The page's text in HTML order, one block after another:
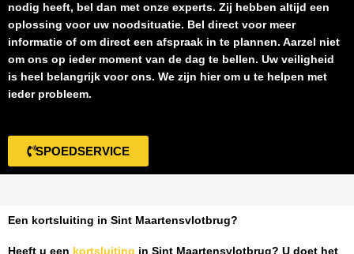
nodig heeft, bel dan met onze experts. Zij hebben altijd een
oplossing voor uw noodsituatie. Bel direct voor meer
informatie of om direct een afspraak in te plannen. Aarzel niet
om ons op ieder moment van de dag te bellen. Uw veiligheid
is heel belangrijk voor ons. We zijn hier om u te helpen met
ieder probleem.
SPOEDSERVICE
Een kortsluiting in Sint Maartensvlotbrug?
Heeft u een kortsluiting in Sint Maartensvlotbrug? U doet het